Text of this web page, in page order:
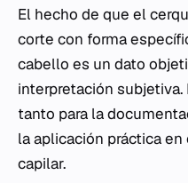
El hecho de que el
corte con forma
cabello es un dato
interpretación
tanto para la
la aplicación práctica
capilar.